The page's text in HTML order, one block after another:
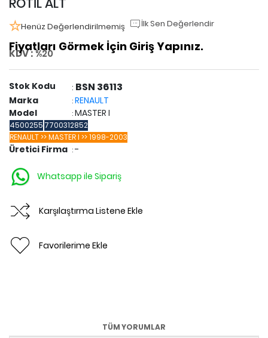
Henüz Değerlendirilmemiş İlk Sen Değerlendir
Fiyatları Görmek İçin Giriş Yapınız.
KDV :%20
Stok Kodu : BSN 36113
Marka : RENAULT
Model
: MASTER I
4500255 7700312852
RENAULT >> MASTER I >> 1998-2003
Üretici Firma : -
Whatsapp ile Sipariş
Karşılaştırma Listene Ekle
Favorilerime Ekle
TÜM YORUMLAR